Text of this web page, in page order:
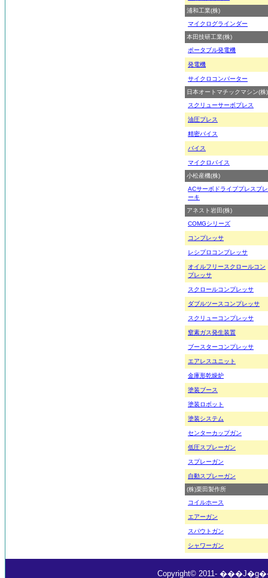
浦和工業(株)
マイクログラインダー
本田技研工業(株)
ポータブル発電機
発電機
サイクロコンバーター
日本オートマチックマシン(株)
スクリューサーボプレス
油圧プレス
精密バイス
バイス
マイクロバイス
小松産機(株)
ACサーボドライブプレスブレ
ーキ
アネスト岩田(株)
COMGシリーズ
コンプレッサ
レシプロコンプレッサ
オイルフリースクロールコン
プレッサ
スクロールコンプレッサ
ダブルツースコンプレッサ
スクリューコンプレッサ
窒素ガス発生装置
ブースターコンプレッサ
エアレスユニット
金庫形乾燥炉
塗装ブース
塗装ロボット
塗装システム
センターカップガン
低圧スプレーガン
スプレーガン
自動スプレーガン
(株)栗田製作所
コイルホース
エアーガン
スパウトガン
シャワーガン
Copyright© 2011-